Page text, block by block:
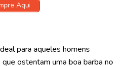
Aqui
para aqueles homens
ostentam uma boa barba no